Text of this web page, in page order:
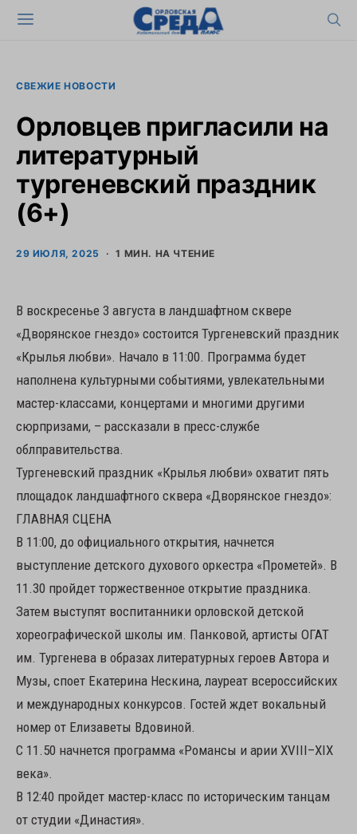
СВЕЖИЕ НОВОСТИ
Орловцев пригласили на
литературный
тургеневский праздник
(6+)
29 ИЮЛЯ, 2025 1 МИН. НА ЧТЕНИЕ
В воскресенье 3 августа в ландшафтном сквере
«Дворянское гнездо» состоится Тургеневский праздник
«Крылья любви». Начало в 11:00. Программа будет
наполнена культурными событиями, увлекательными
мастер-классами, концертами и многими другими
сюрпризами, – рассказали в пресс-службе
облправительства.
Тургеневский праздник «Крылья любви» охватит пять
площадок ландшафтного сквера «Дворянское гнездо»:
ГЛАВНАЯ СЦЕНА
В 11:00, до официального открытия, начнется
выступление детского духового оркестра «Прометей». В
11.30 пройдет торжественное открытие праздника.
Затем выступят воспитанники орловской детской
хореографической школы им. Панковой, артисты ОГАТ
им. Тургенева в образах литературных героев Автора и
Музы, споет Екатерина Нескина, лауреат всероссийских
и международных конкурсов. Гостей ждет вокальный
номер от Елизаветы Вдовиной.
С 11.50 начнется программа «Романсы и арии XVIII–XIX
века».
В 12:40 пройдет мастер-класс по историческим танцам
от студии «Династия».